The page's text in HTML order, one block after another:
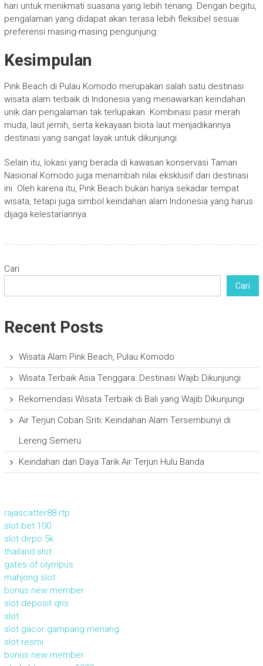
hari untuk menikmati suasana yang lebih tenang. Dengan begitu,
pengalaman yang didapat akan terasa lebih fleksibel sesuai
preferensi masing-masing pengunjung.
Kesimpulan
Pink Beach di Pulau Komodo merupakan salah satu destinasi
wisata alam terbaik di Indonesia yang menawarkan keindahan
unik dan pengalaman tak terlupakan. Kombinasi pasir merah
muda, laut jernih, serta kekayaan biota laut menjadikannya
destinasi yang sangat layak untuk dikunjungi.
Selain itu, lokasi yang berada di kawasan konservasi Taman
Nasional Komodo juga menambah nilai eksklusif dari destinasi
ini. Oleh karena itu, Pink Beach bukan hanya sekadar tempat
wisata, tetapi juga simbol keindahan alam Indonesia yang harus
dijaga kelestariannya.
Cari
Cari
Recent Posts
Wisata Alam Pink Beach, Pulau Komodo
Wisata Terbaik Asia Tenggara: Destinasi Wajib Dikunjungi
Rekomendasi Wisata Terbaik di Bali yang Wajib Dikunjungi
Air Terjun Coban Sriti: Keindahan Alam Tersembunyi di
Lereng Semeru
Keindahan dan Daya Tarik Air Terjun Hulu Banda
rajascatter88 rtp
slot bet 100
slot depo 5k
thailand slot
gates of olympus
mahjong slot
bonus new member
slot deposit qris
slot
slot gacor gampang menang
slot resmi
bonus new member